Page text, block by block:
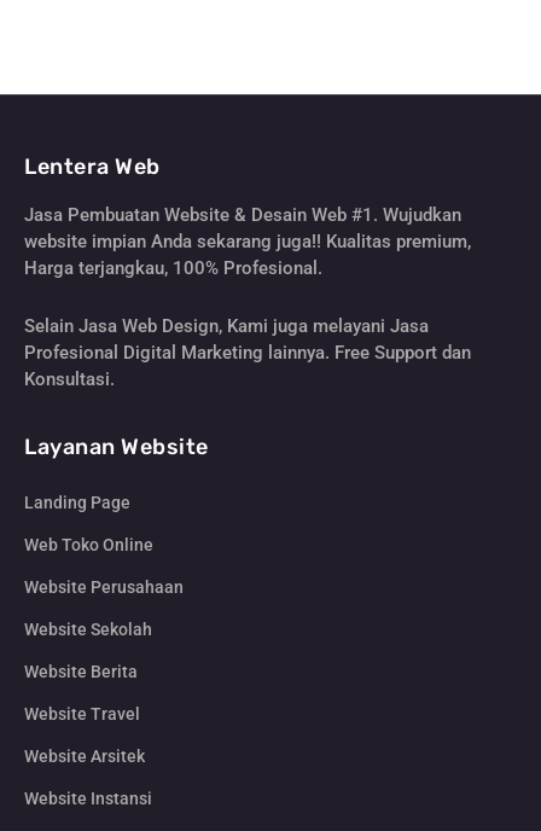
Lentera Web
Jasa Pembuatan Website & Desain Web #1. Wujudkan
website impian Anda sekarang juga!! Kualitas premium,
Harga terjangkau, 100% Profesional.
Selain Jasa Web Design, Kami juga melayani Jasa
Profesional Digital Marketing lainnya. Free Support dan
Konsultasi.
Layanan Website
Landing Page
Web Toko Online
Website Perusahaan
Website Sekolah
Website Berita
Website Travel
Website Arsitek
Website Instansi